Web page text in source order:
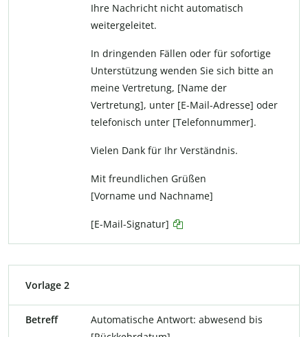
Ihre Nachricht nicht automatisch
weitergeleitet.
In dringenden Fällen oder für sofortige
Unterstützung wenden Sie sich bitte an
meine Vertretung, [Name der
Vertretung], unter [E-Mail-Adresse] oder
telefonisch unter [Telefonnummer].
Vielen Dank für Ihr Verständnis.
Mit freundlichen Grüßen
[Vorname und Nachname]
[E-Mail-Signatur]
Vorlage 2
Betreff
Automatische Antwort: abwesend bis